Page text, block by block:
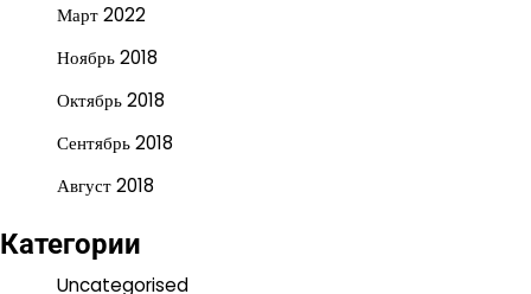
Март 2022
Ноябрь 2018
Октябрь 2018
Сентябрь 2018
Август 2018
Категории
Uncategorised